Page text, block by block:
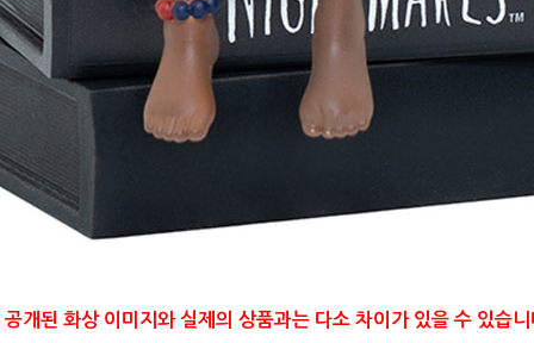
개된 화상 이미지와 실제의 상품과는 다소 차이가 있을 수 있습니